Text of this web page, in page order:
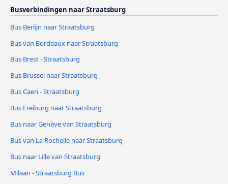
Busverbindingen naar Straatsburg
Bus Berlijn naar Straatsburg
Bus van Bordeaux naar Straatsburg
Bus Brest - Straatsburg
Bus Brussel naar Straatsburg
Bus Caen - Straatsburg
Bus Freiburg naar Straatsburg
Bus naar Genève van Straatsburg
Bus van La Rochelle naar Straatsburg
Bus naar Lille van Straatsburg
Milaan - Straatsburg Bus